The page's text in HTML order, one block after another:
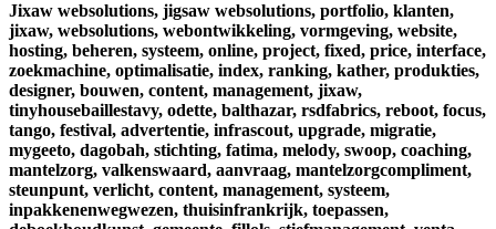
Jixaw websolutions, jigsaw websolutions, portfolio, klanten,
jixaw, websolutions, webontwikkeling, vormgeving, website,
hosting, beheren, systeem, online, project, fixed, price, interface,
zoekmachine, optimalisatie, index, ranking, kather, produkties,
designer, bouwen, content, management, jixaw,
tinyhousebaillestavy, odette, balthazar, rsdfabrics, reboot, focus,
tango, festival, advertentie, infrascout, upgrade, migratie,
mygeeto, dagobah, stichting, fatima, melody, swoop, coaching,
mantelzorg, valkenswaard, aanvraag, mantelzorgcompliment,
steunpunt, verlicht, content, management, systeem,
inpakkenenwegwezen, thuisinfrankrijk, toepassen,